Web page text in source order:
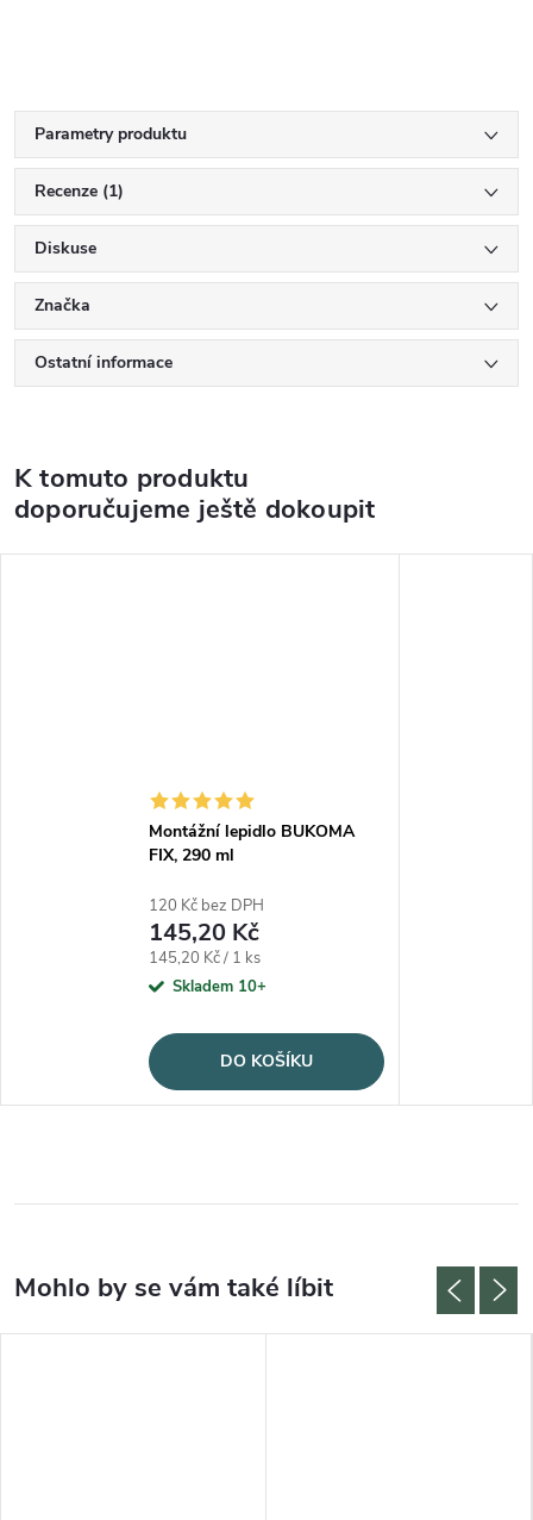
Parametry produktu
Recenze (1)
Diskuse
Značka
Ostatní informace
K tomuto produktu
doporučujeme ještě dokoupit
Montážní lepidlo BUKOMA
FIX, 290 ml
120 Kč bez DPH
145,20 Kč
Měrná cena:
145,20 Kč / 1 ks
Skladem 10+
DO KOŠÍKU